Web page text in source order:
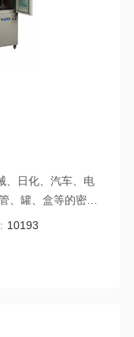
、日化、汽车、电
、罐、盒等的密封
件的密封性能测
、以及变质等问
10193